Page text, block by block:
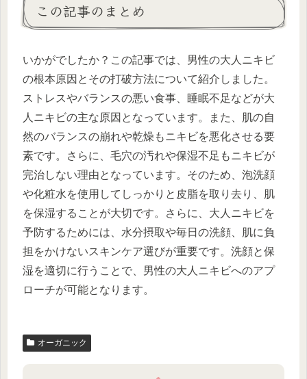
この記事のまとめ
いかがでしたか？この記事では、男性の大人ニキビ
の根本原因とその打破方法について紹介しました。
ストレスやバランスの悪い食事、睡眠不足などが大
人ニキビの主な原因となっています。また、肌の自
然のバランスの崩れや乾燥もニキビを悪化させる要
素です。さらに、毛穴の汚れや保湿不足もニキビが
完治しない理由となっています。そのため、泡洗顔
や化粧水を使用してしっかりと皮脂を取り去り、肌
を保湿することが大切です。さらに、大人ニキビを
予防するためには、水分摂取や毎日の洗顔、肌に負
担をかけないスキンケア選びが重要です。洗顔と保
湿を適切に行うことで、男性の大人ニキビへのアプ
ローチが可能となります。
オーガニック